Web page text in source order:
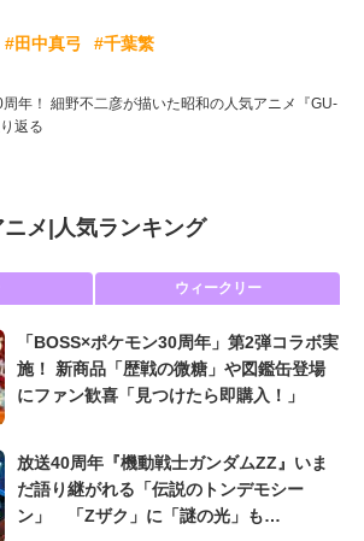
#田中真弓 #千葉繁
年！ 細野不二彦が描いた昭和の人気アニメ『GU-
返る
ニメ| 人気ランキング
ウィークリー
「BOSS×ポケモン30周年」第2弾コラボ実
施！ 新商品「歴戦の微糖」や図鑑缶登場
にファン歓喜「見つけたら即購入！」
放送40周年『機動戦士ガンダムZZ』いま
だ語り継がれる「伝説のトンデモシー
ン」 「Zザク」に「謎の光」も…